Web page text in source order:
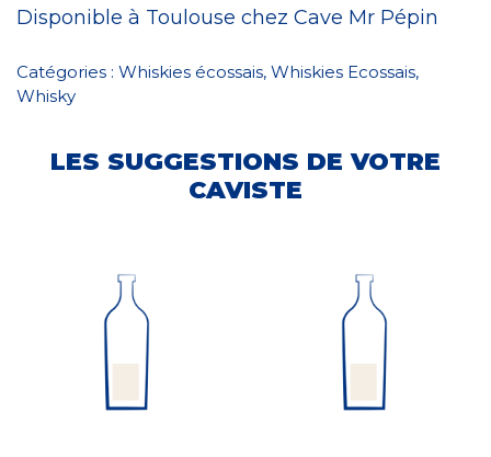
Disponible à Toulouse chez Cave Mr Pépin
Catégories : Whiskies écossais, Whiskies Ecossais,
Whisky
LES SUGGESTIONS DE VOTRE
CAVISTE